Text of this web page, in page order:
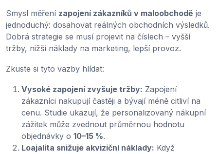
Smysl měření zapojení zákazníků v maloobchodě je
jednoduchý: dosahovat reálných obchodních výsledků.
Dobrá strategie se musí projevit na číslech – vyšší
tržby, nižší náklady na marketing, lepší provoz.
Zkuste si tyto vazby hlídat:
Vysoké zapojení zvyšuje tržby: Zapojení
zákazníci nakupují častěji a bývají méně citliví na
cenu. Studie ukazují, že personalizovaný nákupní
zážitek může zvednout průměrnou hodnotu
objednávky o 10–15 %.
Loajalita snižuje akviziční náklady: Když